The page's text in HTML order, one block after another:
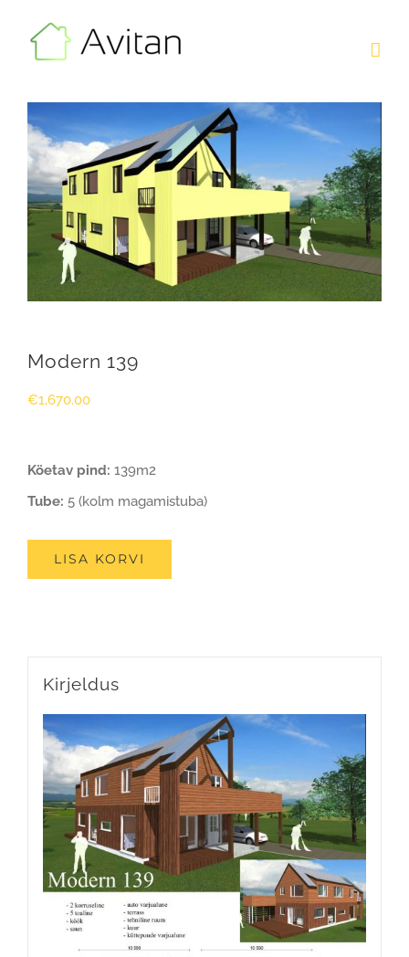
Modern 139
€1,670.00
Köetav pind: 139m2
Tube: 5 (kolm magamistuba)
LISA KORVI
Kirjeldus